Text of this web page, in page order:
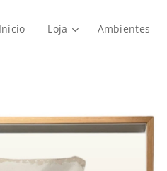
Início Loja Ambientes